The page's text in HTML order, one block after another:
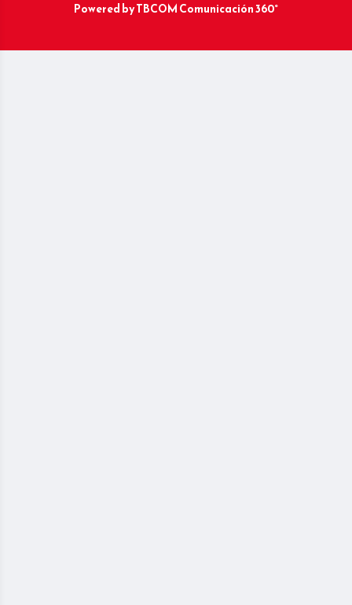
Powered byTBCOM Comunicación 360°